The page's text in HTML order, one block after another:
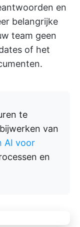
en
belangrijke
team geen
of het
te
van
AI voor
en